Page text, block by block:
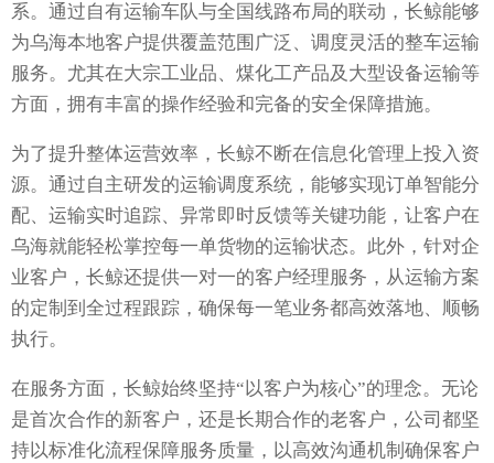
系。通过自有运输车队与全国线路布局的联动，长鲸能够
为乌海本地客户提供覆盖范围广泛、调度灵活的整车运输
服务。尤其在大宗工业品、煤化工产品及大型设备运输等
方面，拥有丰富的操作经验和完备的安全保障措施。
为了提升整体运营效率，长鲸不断在信息化管理上投入资
源。通过自主研发的运输调度系统，能够实现订单智能分
配、运输实时追踪、异常即时反馈等关键功能，让客户在
乌海就能轻松掌控每一单货物的运输状态。此外，针对企
业客户，长鲸还提供一对一的客户经理服务，从运输方案
的定制到全过程跟踪，确保每一笔业务都高效落地、顺畅
执行。
在服务方面，长鲸始终坚持“以客户为核心”的理念。无论
是首次合作的新客户，还是长期合作的老客户，公司都坚
持以标准化流程保障服务质量，以高效沟通机制确保客户